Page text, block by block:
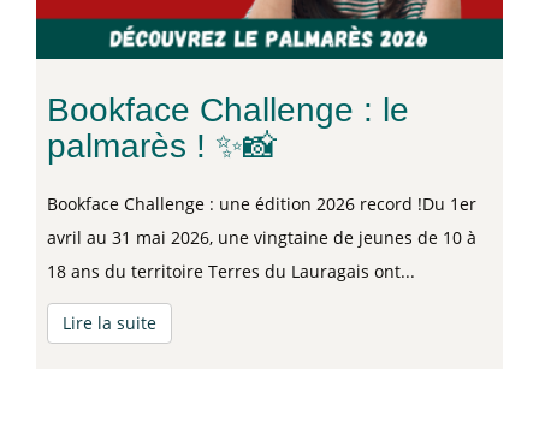
Bookface Challenge : le
palmarès ! ✨📸
Bookface Challenge : une édition 2026 record !Du 1er
avril au 31 mai 2026, une vingtaine de jeunes de 10 à
18 ans du territoire Terres du Lauragais ont...
Lire la suite